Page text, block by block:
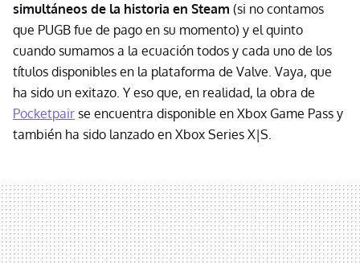
simultáneos de la historia en Steam (si no contamos
que PUGB fue de pago en su momento) y el quinto
cuando sumamos a la ecuación todos y cada uno de los
títulos disponibles en la plataforma de Valve. Vaya, que
ha sido un exitazo. Y eso que, en realidad, la obra de
Pocketpair se encuentra disponible en Xbox Game Pass y
también ha sido lanzado en Xbox Series X|S.